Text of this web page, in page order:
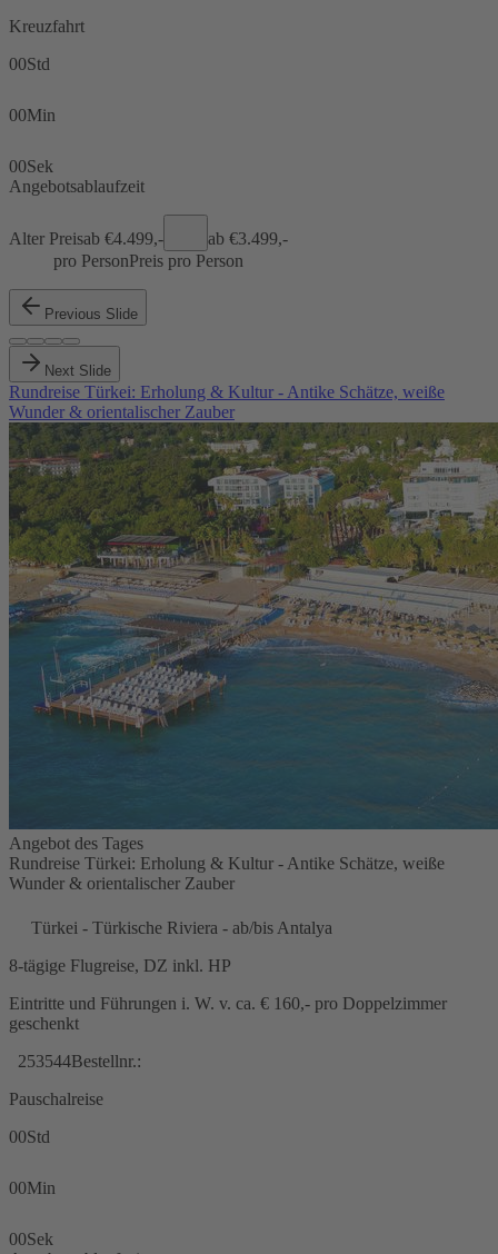
Kreuzfahrt
00Std
00Min
00Sek
Angebotsablaufzeit
Alter Preisab €4.499,- ab €3.499,-
pro PersonPreis pro Person
Previous Slide
Next Slide
Rundreise Türkei: Erholung & Kultur - Antike Schätze, weiße
Wunder & orientalischer Zauber
Angebot des Tages
Rundreise Türkei: Erholung & Kultur - Antike Schätze, weiße
Wunder & orientalischer Zauber
Türkei - Türkische Riviera - ab/bis Antalya
8-tägige Flugreise, DZ inkl. HP
Eintritte und Führungen i. W. v. ca. € 160,- pro Doppelzimmer
geschenkt
253544Bestellnr.:
Pauschalreise
00Std
00Min
00Sek